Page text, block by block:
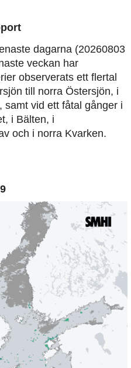
dagarna (20260803
veckan har
observerats ett flertal
till norra Östersjön, i
samt vid ett fåtal gånger i
i Bälten, i
och i norra Kvarken.